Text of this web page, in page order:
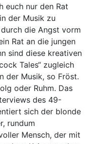
euch nur den Rat
der Musik zu
die Angst vorm
Rat an die jungen
sind diese kreativen
Tales“ zugleich
der Musik, so Fröst.
oder Ruhm. Das
des 49-
sich der blonde
rundum
Mensch, der mit